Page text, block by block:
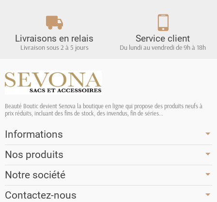
Livraisons en relais
Livraison sous 2 à 5 jours
Service client
Du lundi au vendredi de 9h à 18h
Beauté Boutic devient Senova la boutique en ligne qui propose des produits neufs à
prix réduits, incluant des fins de stock, des invendus, fin de séries...
Informations
Nos produits
Notre société
Contactez-nous